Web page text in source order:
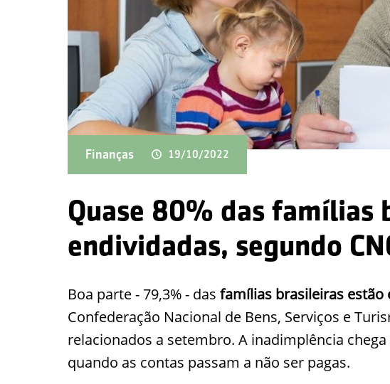
Finanças 19/10/2022
Quase 80% das famílias
endividadas, segundo
Boa parte - 79,3% - das famílias brasileiras estão
Confederação Nacional de Bens, Serviços e
relacionados a setembro. A inadimplência
quando as contas passam a não ser pagas.